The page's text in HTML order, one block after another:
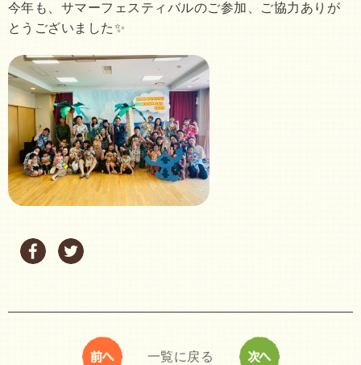
今年も、サマーフェスティバルのご参加、ご協力ありが
とうございました✨
一覧に戻る